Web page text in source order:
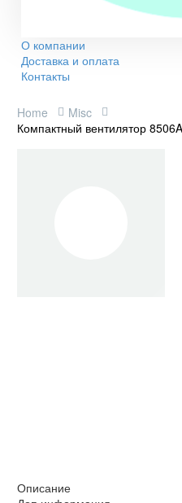
О компании
Доставка и оплата
Контакты
Home
Misc
Компактный вентилятор
Описание